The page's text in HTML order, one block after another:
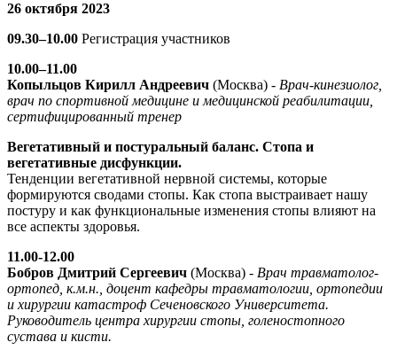
26 октября 2023
09.30–10.00 Регистрация участников
10.00–11.00
Копыльцов Кирилл Андреевич (Москва) - Врач-кинезиолог,
врач по спортивной медицине и медицинской реабилитации,
сертифицированный тренер
Вегетативный и постуральный баланс. Стопа и
вегетативные дисфункции.
Тенденции вегетативной нервной системы, которые
формируются сводами стопы. Как стопа выстраивает нашу
постуру и как функциональные изменения стопы влияют на
все аспекты здоровья.
11.00-12.00
Бобров Дмитрий Сергеевич (Москва) - Врач травматолог-
ортопед, к.м.н., доцент кафедры травматологии, ортопедии
и хирургии катастроф Сеченовского Университета.
Руководитель центра хирургии стопы, голеностопного
сустава и кисти.